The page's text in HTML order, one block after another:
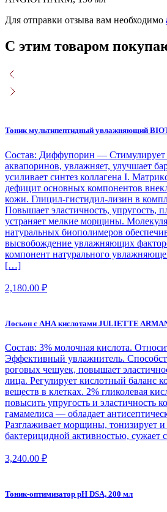
Для отправки отзыва вам необходимо
С этим товаром
Тоник мультипептидный увлажняющий
Состав: Диффупорин — Стимулирует
аквапоринов, увлажняет, улучшает
усиливает синтез коллагена I.
дефицит основных компонентов
кожи. Глицил-гистидил-лизин в
Повышает эластичность, упругость,
устраняет мелкие морщины.
натуральных биополимеров
высвобождение увлажняющих
компонент натурального
[…]
2,180.00 ₽
Лосьон с АНА кислотами JULIETTE
Состав: 3% молочная кислота.
Эффективный увлажнитель.
роговых чешуек, повышает
лица. Регулирует кислотный баланс
веществ в клетках. 2% гликолевая
повысить упругость и эластичность
гамамелиса — обладает
Разглаживает морщины, тонизирует и
бактерицидной активностью,
3,240.00 ₽
Тоник-оптимизатор pH DSA, 200 мл